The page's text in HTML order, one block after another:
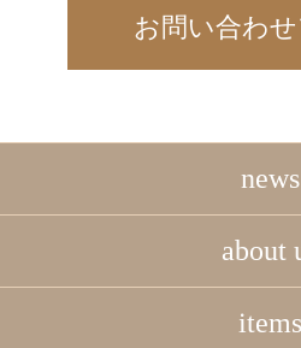
お問い合わ
news
about
items